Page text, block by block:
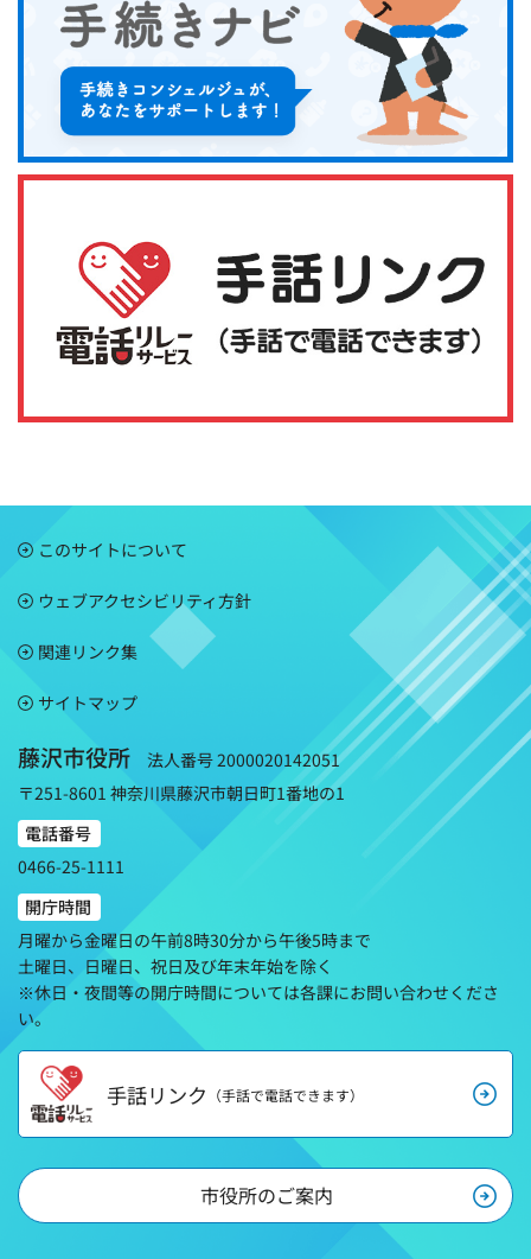
このサイトについて
ウェブアクセシビリティ方針
関連リンク集
サイトマップ
藤沢市役所
法人番号 2000020142051
〒251-8601 神奈川県藤沢市朝日町1番地の1
電話番号
0466-25-1111
開庁時間
月曜から金曜日の午前8時30分から午後5時まで
土曜日、日曜日、祝日及び年末年始を除く
※休日・夜間等の開庁時間については各課にお問い合わせくださ
い。
手話リンク （手話で電話できます）
市役所のご案内